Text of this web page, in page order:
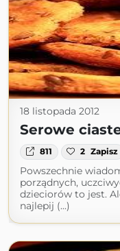
18 listopada 2012
Serowe
811 2 Zapisz
Powszechnie
porządnych,
dzieciorów to jest.
najlepij (...)